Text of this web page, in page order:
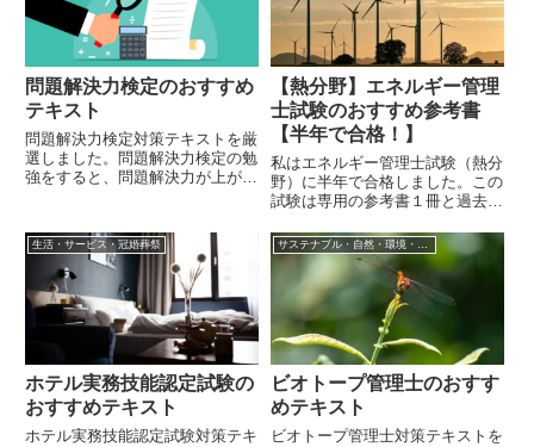
問題解決力検定のおすすめ
テキスト
問題解決力検定対策テキストを厳
選しました。問題解決力検定の勉
強をすると、問題解決力が上がり
【熱分野】エネルギー管理
士試験のおすすめ参考書
【半年で合格！】
私はエネルギー管理士試験（熱分
野）に半年で合格しました。この
試験は専用の参考書１冊と過去問
可能だと考えています。私の使用
した参考書と勉強方法を紹介しま
す。
生活・サービス・冠婚葬祭
ホテル実務技能認定試験の
おすすめテキスト
ホテル実務技能認定試験対策テキ
ビオトープ管理士のおすす
めテキスト
ビオトープ管理士対策テキストを